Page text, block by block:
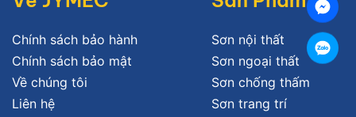
Chính sách bảo hành
Chính sách bảo mật
Về chúng tôi
Liên hệ
Sơn nội thất
Sơn ngoại thất
Sơn chống thấm
Sơn trang trí